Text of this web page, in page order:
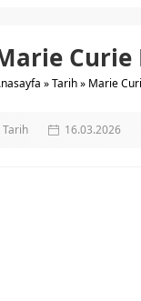
Curie
»Tarih» Marie
Tarih 16.03.2026